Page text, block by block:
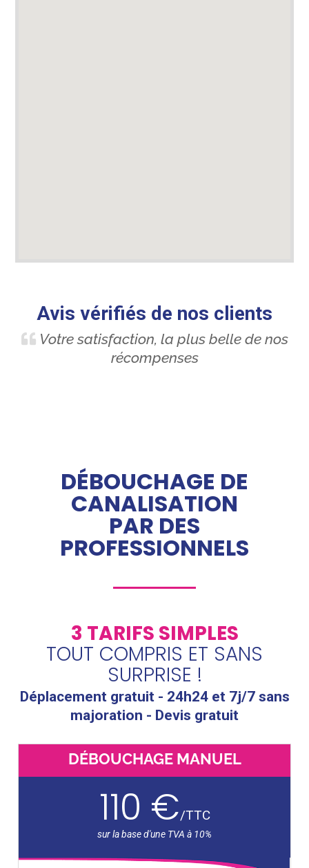
Avis vérifiés de nos clients
Votre satisfaction, la plus belle de nos
récompenses
DÉBOUCHAGE DE
CANALISATION
PAR DES
PROFESSIONNELS
3 TARIFS SIMPLES
TOUT COMPRIS ET SANS
SURPRISE !
Déplacement gratuit - 24h24 et 7j/7 sans
majoration - Devis gratuit
DÉBOUCHAGE MANUEL
110 €/TTC